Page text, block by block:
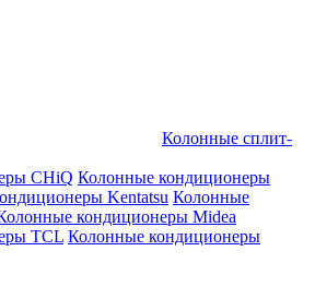
Колонные сплит-
CHiQ Колонные кондиционеры
Kentatsu Колонные
кондиционеры Midea
TCL Колонные кондиционеры